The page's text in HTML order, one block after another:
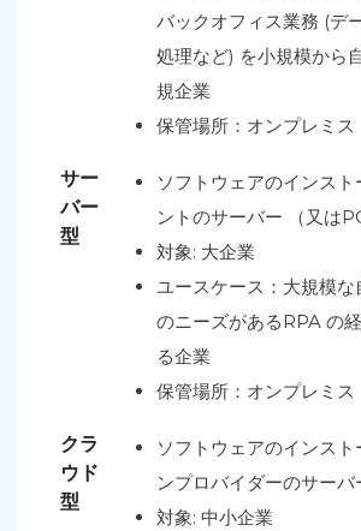
バックオフィス業務 (デ
処理など) を小規模から
規企業
保管場所：オンプレミス
サー
バー
型
ソフトウェアのインスト
ントのサーバー （又は
対象: 大企業
ユースケース：大規模な
のニーズがあるRPA の
る企業
保管場所：オンプレミス
クラ
ウド
型
ソフトウェアのインスト
ンプロバイダーのサーバ
対象: 中小企業